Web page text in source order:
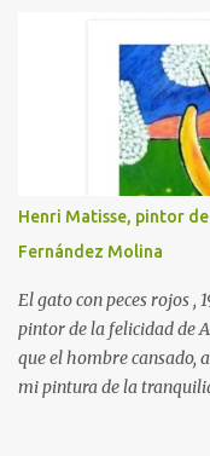
Henri Matisse, pintor
Fernández Molina
El gato con peces rojos ,
pintor de la felicidad de
que el hombre cansado,
mi pintura de la